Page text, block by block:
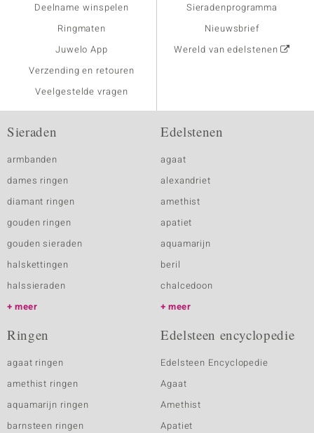
Deelname winspelen
Ringmaten
Juwelo App
Verzending en retouren
Veelgestelde vragen
Sieradenprogramma
Nieuwsbrief
Wereld van edelstenen
Sieraden
armbanden
dames ringen
diamant ringen
gouden ringen
gouden sieraden
halskettingen
halssieraden
meer
Edelstenen
agaat
alexandriet
amethist
apatiet
aquamarijn
beril
chalcedoon
meer
Ringen
agaat ringen
amethist ringen
aquamarijn ringen
barnsteen ringen
Edelsteen encyclopedie
Edelsteen Encyclopedie
Agaat
Amethist
Apatiet